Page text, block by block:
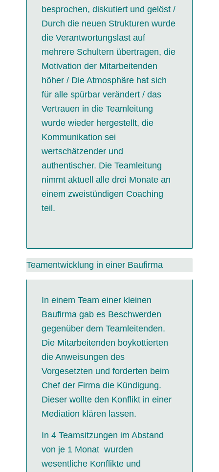
besprochen, diskutiert und gelöst /
Durch die neuen Strukturen wurde
die Verantwortungslast auf
mehrere Schultern übertragen, die
Motivation der Mitarbeitenden
höher / Die Atmosphäre hat sich
für alle spürbar verändert / das
Vertrauen in die Teamleitung
wurde wieder hergestellt, die
Kommunikation sei
wertschätzender und
authentischer. Die Teamleitung
nimmt aktuell alle drei Monate an
einem zweistündigen Coaching
teil.
Teamentwicklung in einer Baufirma
In einem Team einer kleinen
Baufirma gab es Beschwerden
gegenüber dem Teamleitenden.
Die Mitarbeitenden boykottierten
die Anweisungen des
Vorgesetzten und forderten beim
Chef der Firma die Kündigung.
Dieser wollte den Konflikt in einer
Mediation klären lassen.
In 4 Teamsitzungen im Abstand
von je 1 Monat wurden
wesentliche Konflikte und